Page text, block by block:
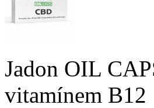
Jadon OIL
vitamínem B12